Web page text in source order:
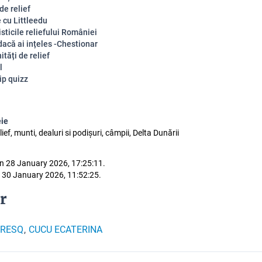
relief
cu Littleedu
reliefului României
ai ințeles -Chestionar
de relief
quizz
munti, dealuri si podișuri, câmpii, Delta Dunării
28 January 2026, 17:25:11.
January 2026, 11:52:25.
, CUCU ECATERINA